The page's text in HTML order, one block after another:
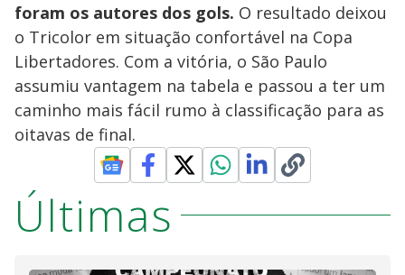
foram os autores dos gols. O resultado deixou
o Tricolor em situação confortável na Copa
Libertadores. Com a vitória, o São Paulo
assumiu vantagem na tabela e passou a ter um
caminho mais fácil rumo à classificação para as
oitavas de final.
Últimas